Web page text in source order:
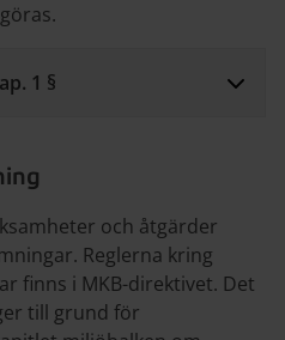
1 §
och åtgärder
Reglerna kring
finns i MKB-direktivet. Det
till grund för